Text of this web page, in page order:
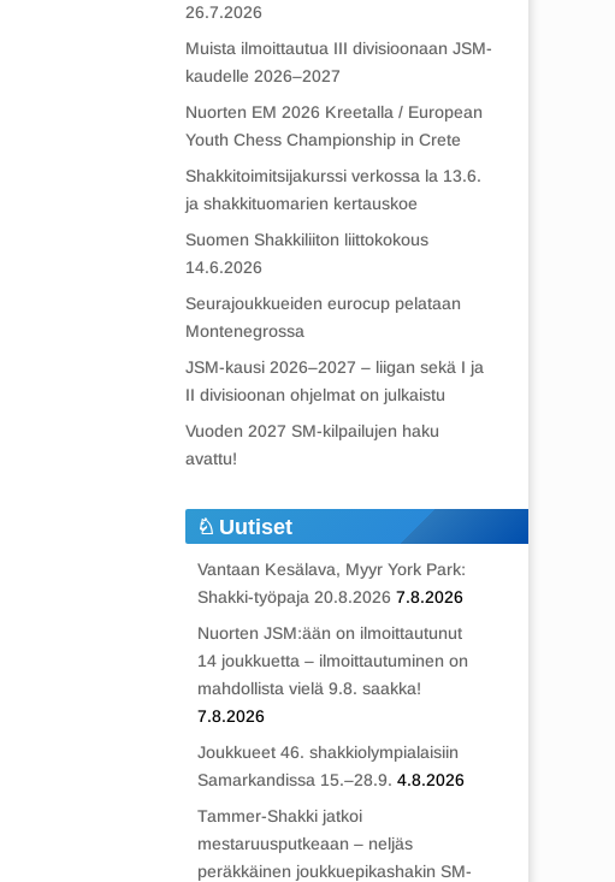
26.7.2026
Muista ilmoittautua III divisioonaan JSM-
kaudelle 2026–2027
Nuorten EM 2026 Kreetalla / European
Youth Chess Championship in Crete
Shakkitoimitsijakurssi verkossa la 13.6.
ja shakkituomarien kertauskoe
Suomen Shakkiliiton liittokokous
14.6.2026
Seurajoukkueiden eurocup pelataan
Montenegrossa
JSM-kausi 2026–2027 – liigan sekä I ja
II divisioonan ohjelmat on julkaistu
Vuoden 2027 SM-kilpailujen haku
avattu!
Uutiset
Vantaan Kesälava, Myyr York Park:
Shakki-työpaja 20.8.2026 7.8.2026
Nuorten JSM:ään on ilmoittautunut
14 joukkuetta – ilmoittautuminen on
mahdollista vielä 9.8. saakka!
7.8.2026
Joukkueet 46. shakkiolympialaisiin
Samarkandissa 15.–28.9. 4.8.2026
Tammer-Shakki jatkoi
mestaruusputkeaan – neljäs
peräkkäinen joukkuepikashakin SM-